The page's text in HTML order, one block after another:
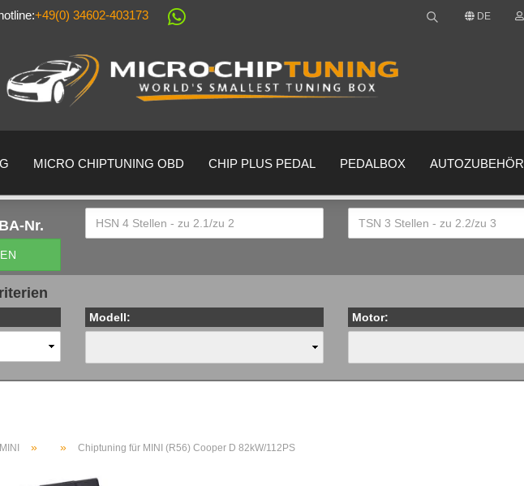
+49(0) 34602-403173 DE
Sprache auswählen
MICRO CHIPTUNING OBD CHIP PLUS PEDAL PEDALBOX AUTOZUBEHÖR
Nr.
Modell: Motor:
MINI » » Chiptuning für MINI (R56) Cooper D 82kW/112PS